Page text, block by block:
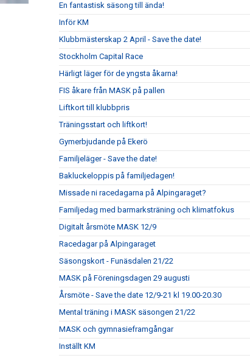
En fantastisk säsong till ända!
Inför KM
Klubbmästerskap 2 April - Save the date!
Stockholm Capital Race
Härligt läger för de yngsta åkarna!
FIS åkare från MASK på pallen
Liftkort till klubbpris
Träningsstart och liftkort!
Gymerbjudande på Ekerö
Familjeläger - Save the date!
Bakluckeloppis på familjedagen!
Missade ni racedagarna på Alpingaraget?
Familjedag med barmarksträning och klimatfokus
Digitalt årsmöte MASK 12/9
Racedagar på Alpingaraget
Säsongskort - Funäsdalen 21/22
MASK på Föreningsdagen 29 augusti
Årsmöte - Save the date 12/9-21 kl 19.00-20.30
Mental träning i MASK säsongen 21/22
MASK och gymnasieframgångar
Inställt KM